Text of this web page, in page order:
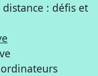
distance : défis et